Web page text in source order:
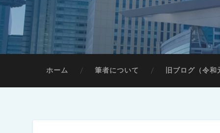
ホーム 筆者について 旧ブログ（令